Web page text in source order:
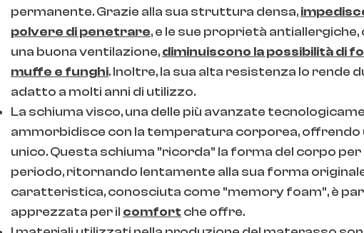
permanente. Grazie alla sua struttura densa,
polvere di penetrare, e le sue proprietà
una buona ventilazione,diminuiscono la possibilità di
muffe e funghi. Inoltre, la sua alta resistenza lo rende
adatto a molti anni di utilizzo.
La schiuma visco, una delle più avanzate
ammorbidisce con la temperatura corporea,
unico. Questa schiuma "ricorda" la forma del corpo per
periodo, ritornando lentamente alla sua forma
caratteristica, conosciuta come "memory foam", è
apprezzata per il comfort che offre.